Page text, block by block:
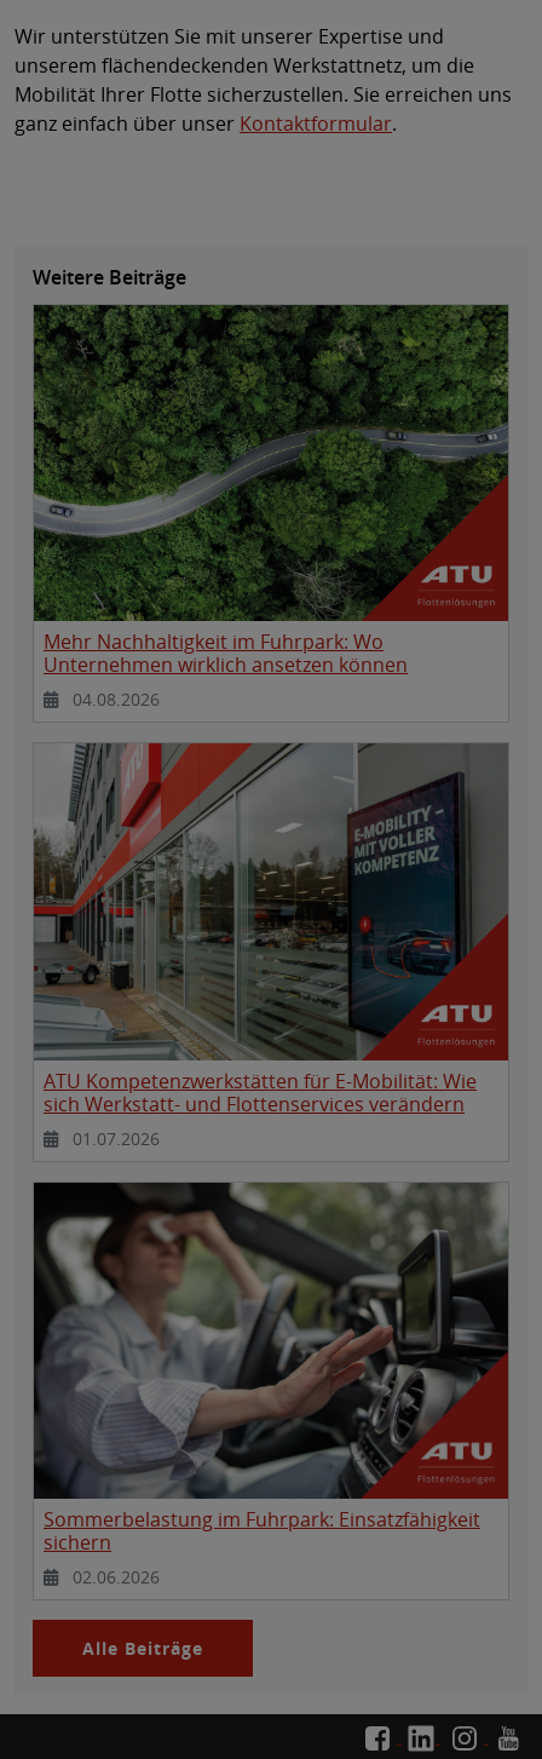
Wir unterstützen Sie mit unserer Expertise und
unserem flächendeckenden Werkstattnetz, um die
Mobilität Ihrer Flotte sicherzustellen. Sie erreichen uns
ganz einfach über unser Kontaktformular.
Weitere Beiträge
Mehr Nachhaltigkeit im Fuhrpark: Wo
Unternehmen wirklich ansetzen können
04.08.2026
ATU Kompetenzwerkstätten für E-Mobilität: Wie
sich Werkstatt- und Flottenservices verändern
01.07.2026
Sommerbelastung im Fuhrpark: Einsatzfähigkeit
sichern
02.06.2026
Alle Beiträge